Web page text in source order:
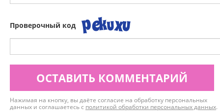
Проверочный код
ОСТАВИТЬ КОММЕНТАРИЙ
Нажимая на кнопку, вы даёте согласие на обработку персональных
данных и соглашаетесь с политикой обработки персональных данных.